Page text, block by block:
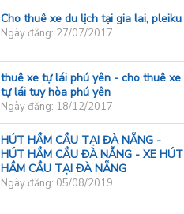
Cho thuê xe du lịch tại gia lai, pleiku
Ngày đăng: 27/07/2017
thuê xe tự lái phú yên - cho thuê xe
tự lái tuy hòa phú yên
Ngày đăng: 18/12/2017
HÚT HẦM CẦU TẠI ĐÀ NẴNG -
HÚT HẦM CẦU ĐÀ NẴNG - XE HÚT
HẦM CẦU TẠI ĐÀ NẴNG
Ngày đăng: 05/08/2019